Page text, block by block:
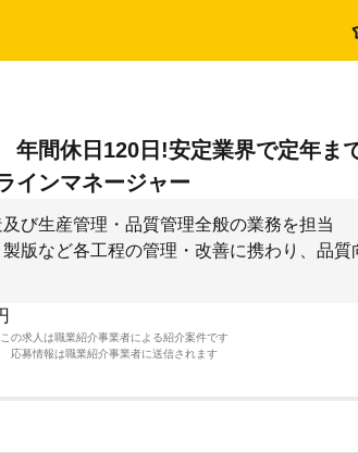
年間休日120日!安定業界で定年ま
インマネージャー
び生産管理・品質管理全般の業務を担当
版など各工程の管理・改善に携わり、品質
この求人は職業紹介事業者による紹介案件です
応募情報は職業紹介事業者に送信されます